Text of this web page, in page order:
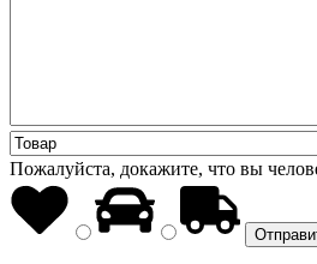
Пожалуйста, докажите, что вы